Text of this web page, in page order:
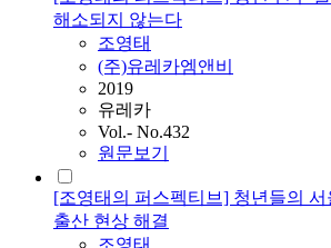
해소되지 않는다
조영태
(주)유레카엠앤비
2019
유레카
Vol.- No.432
원문보기
[조영태의 퍼스펙티브] 청년들의 서
출산 현상 해결